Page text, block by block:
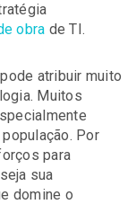
obra de TI.
atribuir muito
Muitos
Por
para
sua
domine o